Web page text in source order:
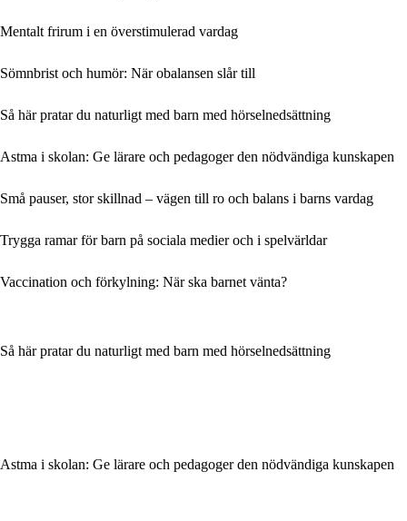
Mentalt frirum i en överstimulerad vardag
Sömnbrist och humör: När obalansen slår till
Så här pratar du naturligt med barn med hörselnedsättning
Astma i skolan: Ge lärare och pedagoger den nödvändiga kunskapen
Små pauser, stor skillnad – vägen till ro och balans i barns vardag
Trygga ramar för barn på sociala medier och i spelvärldar
Vaccination och förkylning: När ska barnet vänta?
Så här pratar du naturligt med barn med hörselnedsättning
Astma i skolan: Ge lärare och pedagoger den nödvändiga kunskapen